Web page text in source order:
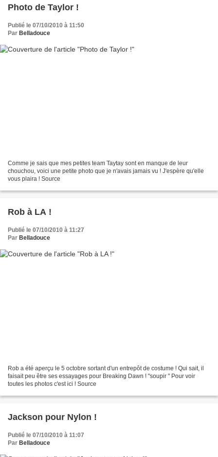
Photo de Taylor !
Publié le 07/10/2010 à 11:50
Par Belladouce
Comme je sais que mes petites team Taytay sont en manque de leur
chouchou, voici une petite photo que je n'avais jamais vu ! J'espère qu'elle
vous plaira ! Source
Rob à LA !
Publié le 07/10/2010 à 11:27
Par Belladouce
Rob a été aperçu le 5 octobre sortant d'un entrepôt de costume ! Qui sait, il
faisait peu être ses essayages pour Breaking Dawn ! "soupir " Pour voir
toutes les photos c'est ici ! Source
Jackson pour Nylon !
Publié le 07/10/2010 à 11:07
Par Belladouce